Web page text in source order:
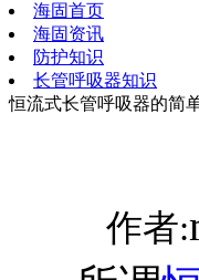
海固首页
海固资讯
防护知识
长管呼吸器知识
恒流式长管呼吸器的简
作者: